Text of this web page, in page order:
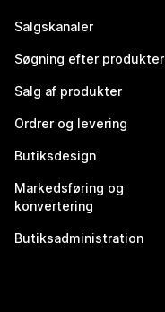
Salgskanaler
Søgning efter produkter
Salg af produkter
Ordrer og levering
Butiksdesign
Markedsføring og
konvertering
Butiksadministration